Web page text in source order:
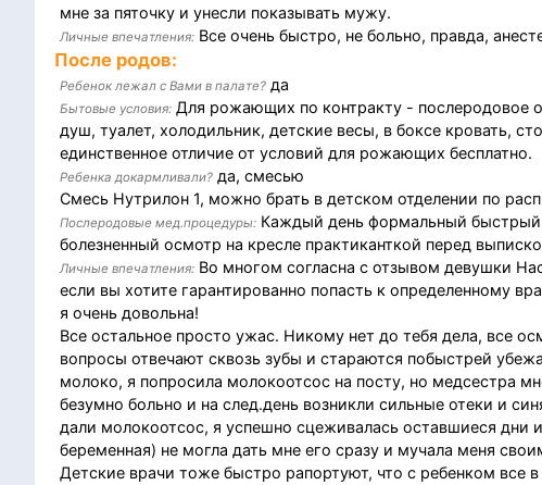
мне за пяточку и унесли показывать мужу.
Личные впечатления: Все очень быстро, не больно, правда,
После родов:
Ребенок лежал с Вами в палате? да
Бытовые условия: Для рожающих по контракту - послеродовое
душ, туалет, холодильник, детские весы, в боксе кровать,
единственное отличие от условий для рожающих бесплатно.
Ребенка докармливали? да, смесью
Смесь Нутрилон 1, можно брать в детском отделении по
Послеродовые мед.процедуры: Каждый день формальный быстрый
болезненный осмотр на кресле практиканткой перед
Личные впечатления: Во многом согласна с отзывом девушки
если вы хотите гарантированно попасть к определенному
я очень довольна!
Все остальное просто ужас. Никому нет до тебя дела, все
вопросы отвечают сквозь зубы и стараются побыстрей
молоко, я попросила молокоотсос на посту, но медсестра
безумно больно и на след.день возникли сильные отеки и
дали молокоотсос, я успешно сцеживалась оставшиеся
беременная) не могла дать мне его сразу и мучала меня
Детские врачи тоже быстро рапортуют, что с ребенком все